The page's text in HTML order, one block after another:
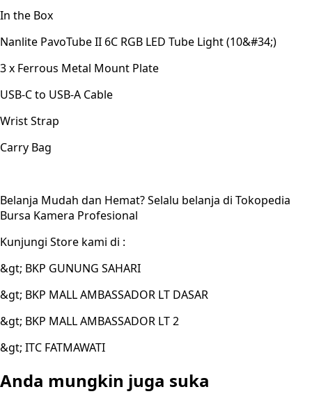
In the Box
Nanlite PavoTube II 6C RGB LED Tube Light (10&#34;)
3 x Ferrous Metal Mount Plate
USB-C to USB-A Cable
Wrist Strap
Carry Bag
Belanja Mudah dan Hemat? Selalu belanja di Tokopedia
Bursa Kamera Profesional
Kunjungi Store kami di :
&gt; BKP GUNUNG SAHARI
&gt; BKP MALL AMBASSADOR LT DASAR
&gt; BKP MALL AMBASSADOR LT 2
&gt; ITC FATMAWATI
Anda mungkin juga suka